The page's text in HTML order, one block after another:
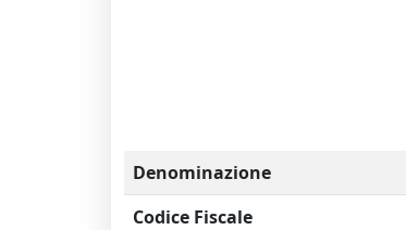
Denominazione
Codice Fiscale